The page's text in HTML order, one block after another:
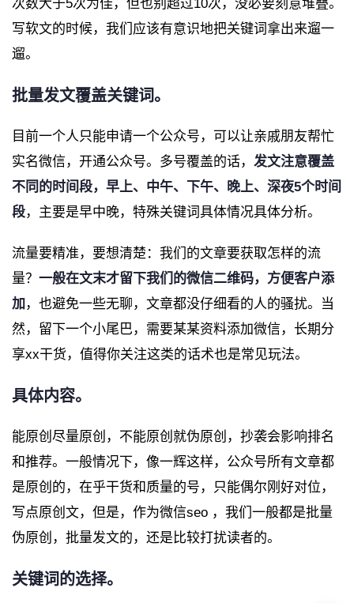
次数大于5次为佳，但也别超过10次，没必要刻意堆叠。
写软文的时候，我们应该有意识地把关键词拿出来遛一
遛。
批量发文覆盖关键词。
目前一个人只能申请一个公众号，可以让亲戚朋友帮忙
实名微信，开通公众号。多号覆盖的话， 发文注意覆盖
不同的时间段，早上、中午、下午、晚上、深夜5个时间
段，主要是早中晚，特殊关键词具体情况具体分析。
流量要精准，要想清楚：我们的文章要获取怎样的流
量？ 一般在文末才留下我们的微信二维码，方便客户添
加 ，也避免一些无聊，文章都没仔细看的人的骚扰。当
然，留下一个小尾巴，需要某某资料添加微信，长期分
享xx干货，值得你关注这类的话术也是常见玩法。
具体内容。
能原创尽量原创，不能原创就伪原创，抄袭会影响排名
和推荐。一般情况下，像一辉这样，公众号所有文章都
是原创的，在乎干货和质量的号，只能偶尔刚好对位，
写点原创文，但是，作为微信seo ，我们一般都是批量
伪原创，批量发文的，还是比较打扰读者的。
关键词的选择。